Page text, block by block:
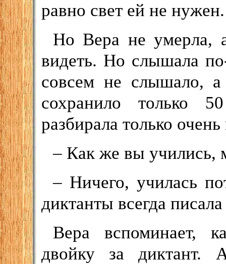
равно свет ей не нужен.
Но Вера не умерла,
видеть. Но слышала
совсем не слышало, а
сохранило только
разбирала только
– Как же вы учились,
– Ничего, училась
диктанты всегда
Вера вспоминает,
двойку за диктант.